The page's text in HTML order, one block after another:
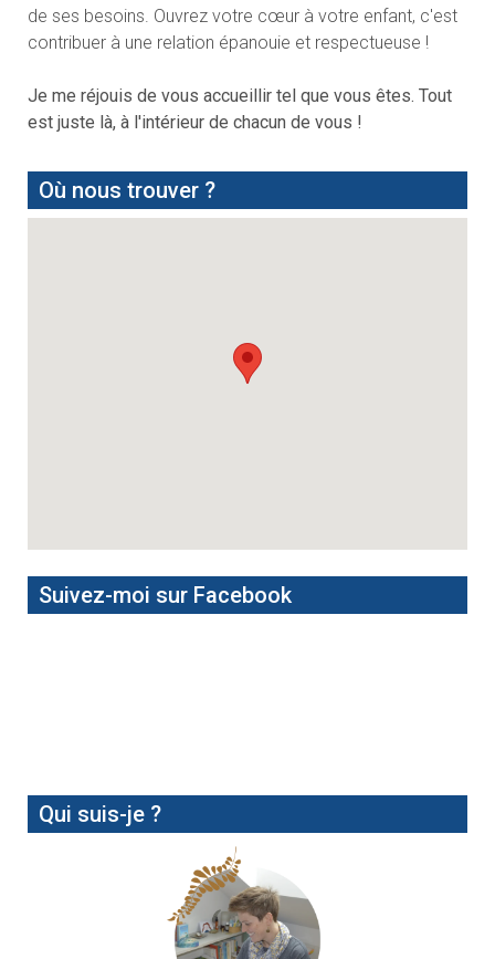
de ses besoins. Ouvrez votre cœur à votre enfant, c'est
contribuer à une relation épanouie et respectueuse !
Je me réjouis de vous accueillir tel que vous êtes. Tout
est juste là, à l'intérieur de chacun de vous !
Où nous trouver ?
Suivez-moi sur Facebook
Qui suis-je ?